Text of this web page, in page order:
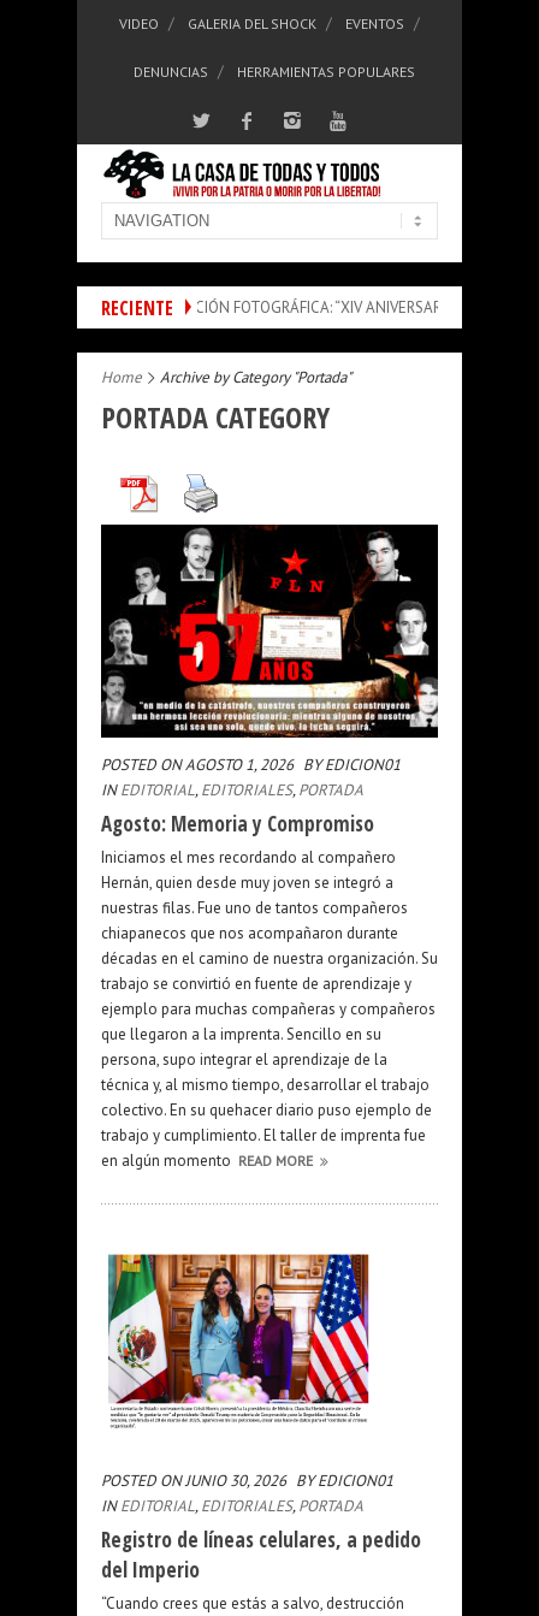
VIDEO GALERIA DEL SHOCK EVENTOS
DENUNCIAS HERRAMIENTAS POPULARES
RECIENTE
JORNADA DE EXPOSICIÓN FOTOGRÁFICA: “XIV ANIVERSARIO DE LA
Home Archive by Category "Portada"
PORTADA CATEGORY
POSTED ON AGOSTO 1, 2026 BY EDICION01
INEDITORIAL,EDITORIALES,PORTADA
Agosto: Memoria y Compromiso
Iniciamos el mes recordando al compañero
Hernán, quien desde muy joven se integró a
nuestras filas. Fue uno de tantos compañeros
chiapanecos que nos acompañaron durante
décadas en el camino de nuestra organización. Su
trabajo se convirtió en fuente de aprendizaje y
ejemplo para muchas compañeras y compañeros
que llegaron a la imprenta. Sencillo en su
persona, supo integrar el aprendizaje de la
técnica y, al mismo tiempo, desarrollar el trabajo
colectivo. En su quehacer diario puso ejemplo de
trabajo y cumplimiento. El taller de imprenta fue
en algún momento READ MORE
POSTED ON JUNIO 30, 2026 BY EDICION01
INEDITORIAL,EDITORIALES,PORTADA
Registro de líneas celulares, a pedido
del Imperio
“Cuando crees que estás a salvo, destrucción